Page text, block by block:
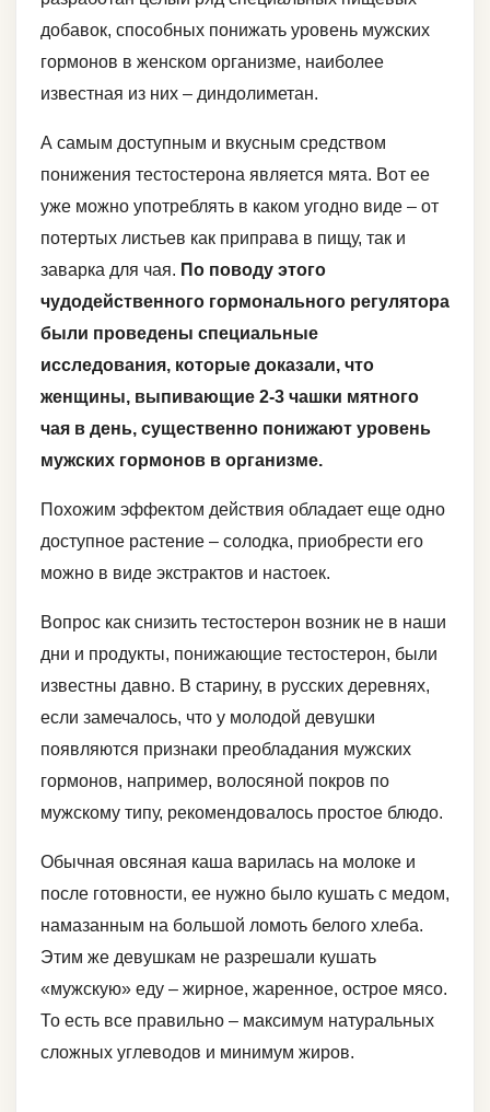
добавок, способных понижать уровень мужских
гормонов в женском организме, наиболее
известная из них – диндолиметан.
А самым доступным и вкусным средством
понижения тестостерона является мята. Вот ее
уже можно употреблять в каком угодно виде – от
потертых листьев как приправа в пищу, так и
заварка для чая. По поводу этого
чудодейственного гормонального регулятора
были проведены специальные
исследования, которые доказали, что
женщины, выпивающие 2-3 чашки мятного
чая в день, существенно понижают уровень
мужских гормонов в организме.
Похожим эффектом действия обладает еще одно
доступное растение – солодка, приобрести его
можно в виде экстрактов и настоек.
Вопрос как снизить тестостерон возник не в наши
дни и продукты, понижающие тестостерон, были
известны давно. В старину, в русских деревнях,
если замечалось, что у молодой девушки
появляются признаки преобладания мужских
гормонов, например, волосяной покров по
мужскому типу, рекомендовалось простое блюдо.
Обычная овсяная каша варилась на молоке и
после готовности, ее нужно было кушать с медом,
намазанным на большой ломоть белого хлеба.
Этим же девушкам не разрешали кушать
«мужскую» еду – жирное, жаренное, острое мясо.
То есть все правильно – максимум натуральных
сложных углеводов и минимум жиров.